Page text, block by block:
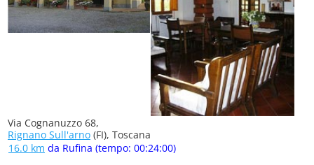
Via Cognanuzzo 68,
Rignano Sull'arno (FI), Toscana
16.0 km da Rufina (tempo: 00:24:00)